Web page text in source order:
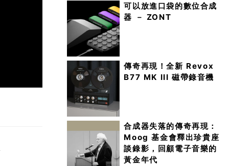
可以放進口袋的數位合成
器 － ZONT
傳奇再現！全新 Revox
B77 MK III 磁帶錄音機
合成器失落的傳奇再現：
Moog 基金會釋出珍貴座
談錄影，回顧電子音樂的
黃金年代